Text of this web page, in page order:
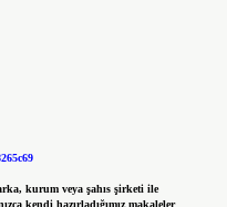
kurum veya şahıs şirketi ile